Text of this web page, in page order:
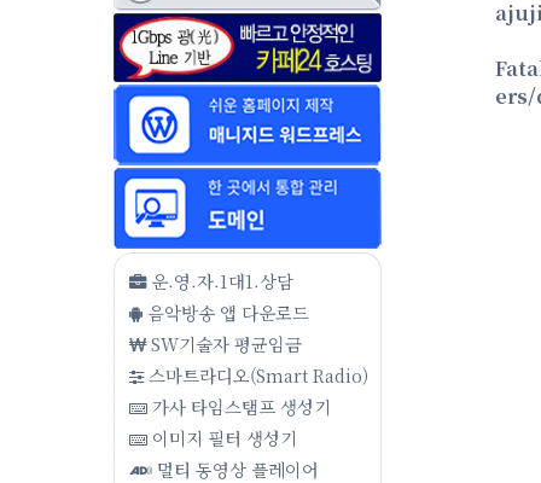
운.영.자.1대1.상담
음악방송 앱 다운로드
SW기술자 평균임금
스마트라디오(Smart Radio)
가사 타임스탬프 생성기
이미지 필터 생성기
멀티 동영상 플레이어